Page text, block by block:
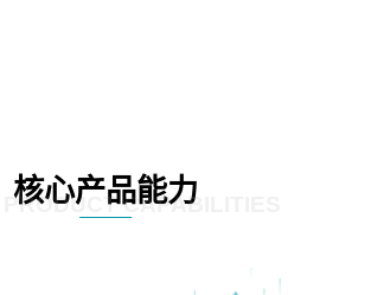
核心产品能力
PRODUCT CAPABILITIES